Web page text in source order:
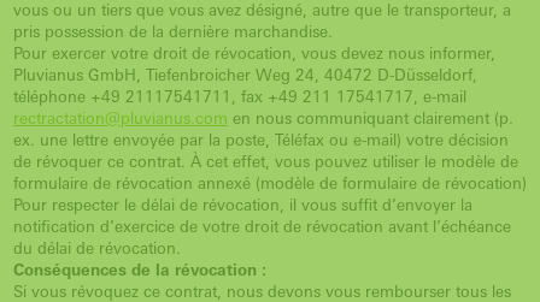
vous ou un tiers que vous avez désigné, autre que le transporteur, a
pris possession de la dernière marchandise.
Pour exercer votre droit de révocation, vous devez nous informer,
Pluvianus GmbH, Tiefenbroicher Weg 24, 40472 D-Düsseldorf,
téléphone +49 21117541711, fax +49 211 17541717, e-mail
rectractation@pluvianus.com en nous communiquant clairement (p.
ex. une lettre envoyée par la poste, Téléfax ou e-mail) votre décision
de révoquer ce contrat. À cet effet, vous pouvez utiliser le modèle de
formulaire de révocation annexé (modèle de formulaire de révocation)
Pour respecter le délai de révocation, il vous suffit d’envoyer la
notification d’exercice de votre droit de révocation avant l’échéance
du délai de révocation.
Conséquences de la révocation :
Si vous révoquez ce contrat, nous devons vous rembourser tous les